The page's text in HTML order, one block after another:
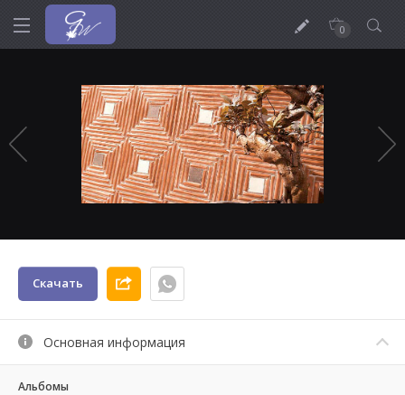
0
Скачать
Основная информация
Альбомы